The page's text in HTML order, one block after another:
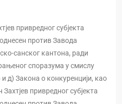
привредног субјекта
против Завода
санског кантона, ради
споразума у смислу
д) Закона о конкуренцији, као
привредног субјекта